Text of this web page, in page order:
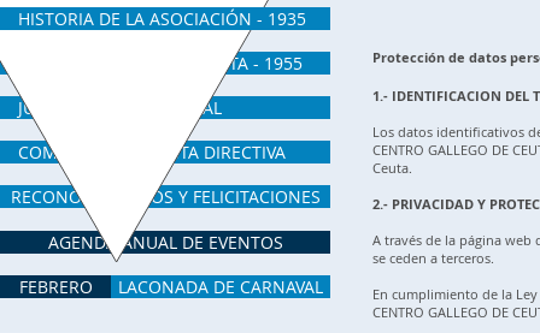
Protección de datos
1.- IDENTIFICACION DEL
Los datos identificativos
CENTRO GALLEGO DE
Ceuta.
2.- PRIVACIDAD Y
A través de la página web
se ceden a terceros.
En cumplimiento de la
CENTRO GALLEGO DE
CENTRO GALLEGO DE CEUTA - 1955
JUNTA DIRECTIVA ACTUAL
AGENDA ANUAL DE EVENTOS
FEBRERO
LACONADA DE CARNAVAL
COMUNICADOS JUNTA DIRECTIVA
RECONOCIMIENTOS Y FELICITACIONES
HISTORIA DE LA ASOCIACIÓN - 1935